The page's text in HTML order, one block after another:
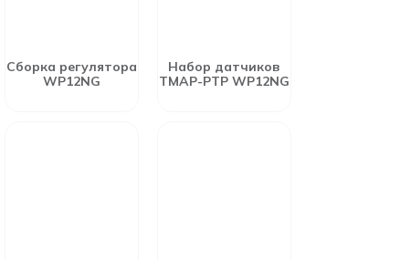
Сборка регулятора
WP12NG
Набор датчиков
TMAP-PTP WP12NG